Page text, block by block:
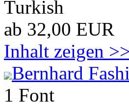
Turkish
ab 32,00 EUR
Inhalt zeigen
Bernhard
1 Font